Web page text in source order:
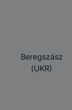
Beregszász
(UKR)